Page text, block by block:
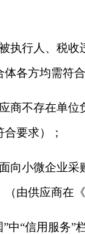
执行人、税
体各方均需符
应商不存在单
要求）；
面向小微企业
由供应商在
中“信用服务”